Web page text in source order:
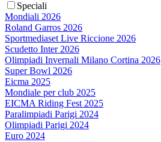
Speciali
Mondiali 2026
Roland Garros 2026
Sportmediaset Live Riccione 2026
Scudetto Inter 2026
Olimpiadi Invernali Milano Cortina 2026
Super Bowl 2026
Eicma 2025
Mondiale per club 2025
EICMA Riding Fest 2025
Paralimpiadi Parigi 2024
Olimpiadi Parigi 2024
Euro 2024